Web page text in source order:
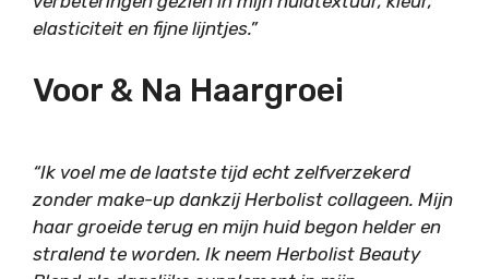
elasticiteit en fijne lijntjes.”
Voor & Na Haargroei
“Ik voel me de laatste tijd echt zelfverzekerd
zonder make-up dankzij Herbolist collageen. Mijn
haar groeide terug en mijn huid begon helder en
stralend te worden. Ik neem Herbolist Beauty